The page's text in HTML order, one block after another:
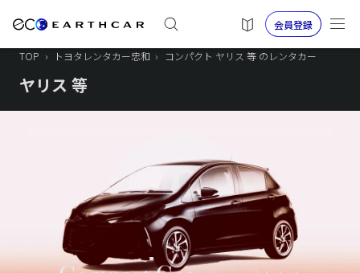
会員登録
TOP › トヨタレンタカー忠和 › コンパクト ヤリス 等 のレンタカー
ヤリス 等